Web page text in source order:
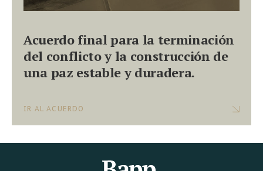
Acuerdo final para la terminación
del conflicto y la construcción de
una paz estable y duradera.
IR AL ACUERDO